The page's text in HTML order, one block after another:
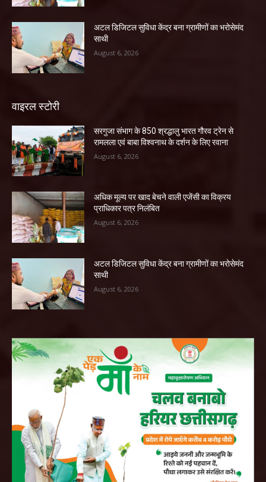
अटल डिजिटल सुविधा केंद्र बना ग्रामीणों का भरोसेमंद
साथी
August 6, 2026
वाइरल स्टोरी
सरगुजा संभाग के 850 श्रद्धालु भारत गौरव ट्रेन से
रामलला एवं बाबा विश्वनाथ के दर्शन के लिए रवाना
August 6, 2026
अधिक मूल्य पर खाद बेचने वाली एजेंसी का विक्रय
प्राधिकार पत्र निलंबित
August 6, 2026
अटल डिजिटल सुविधा केंद्र बना ग्रामीणों का भरोसेमंद
साथी
August 6, 2026